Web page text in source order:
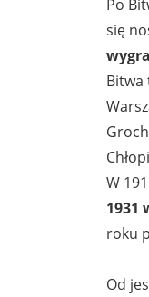
Po
się
Bitwa
W
1931
roku
Od